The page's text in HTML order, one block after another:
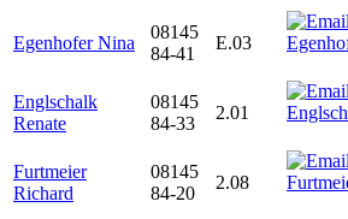
Egenhofer Nina
08145
84-41
E.03
Englschalk
Renate
08145
84-33
2.01
Furtmeier
Richard
08145
84-20
2.08